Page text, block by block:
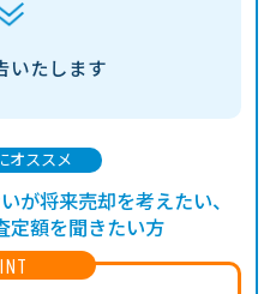
いたします
オススメ
が将来売却を考えたい、
定額を聞きたい方